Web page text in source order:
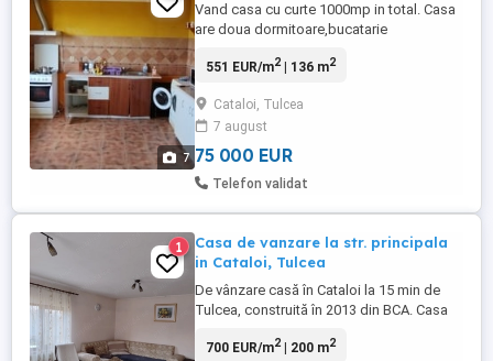
7
Vand casa cu curte 1000mp in total. Casa
are doua dormitoare,bucatarie
136mp.Nefinisata in totalitate (cam 85%
,izolata complet,beci mare, incalzire cu
centrala proprie cu lemne si carbuni. Zona
linistita, Alte ...
551 EUR/m2| 136 m2
Cataloi, Tulcea
7 august
75 000 EUR
Telefon validat
1
Casa de vanzare la str. principala
in Cataloi, Tulcea
De vânzare casă în Cataloi la 15 min de
Tulcea, construită în 2013 din BCA. Casa
teren de 1962 mp. Dispune de o magazie,
700 EUR/m2| 200 m2